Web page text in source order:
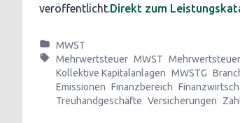
veröffentlicht.Direkt zum
MWST
Mehrwertsteuer MWST
Kollektive Kapitalanlagen MWSTG
Emissionen Finanzbereich
Treuhandgeschäfte Versicherungen